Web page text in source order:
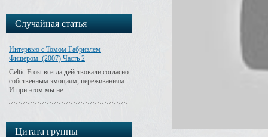
Случайная статья
Интервью с Томом Габриэлем
Фишером. (2007) Часть 2
Celtic Frost всегда действовали согласно
собственным эмоциям, переживаниям.
И при этом мы не...
Цитата группы